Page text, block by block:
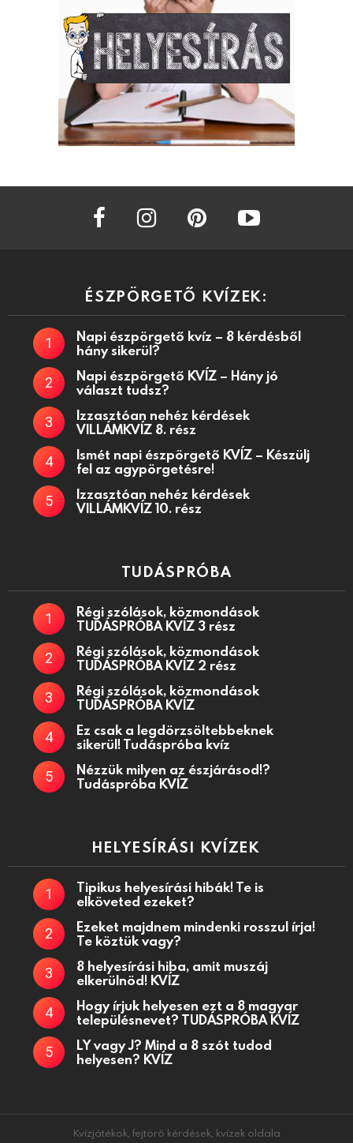
facebook instagram
ÉSZPÖRGETŐ KVÍZEK:
Napi észpörgető kvíz – 8 kérdésből
hány sikerül?
Napi észpörgető KVÍZ – Hány jó
választ tudsz?
Izzasztóan nehéz kérdések
VILLÁMKVÍZ 8. rész
Ismét napi észpörgető KVÍZ – Készülj
fel az agypörgetésre!
Izzasztóan nehéz kérdések
VILLÁMKVÍZ 10. rész
TUDÁSPRÓBA
Régi szólások, közmondások
TUDÁSPRÓBA KVÍZ 3 rész
Régi szólások, közmondások
TUDÁSPRÓBA KVÍZ 2 rész
Régi szólások, közmondások
TUDÁSPRÓBA KVÍZ
Ez csak a legdörzsöltebbeknek
sikerül! Tudáspróba kvíz
Nézzük milyen az észjárásod!?
Tudáspróba KVÍZ
HELYESÍRÁSI KVÍZEK
Tipikus helyesírási hibák! Te is
elköveted ezeket?
Ezeket majdnem mindenki rosszul írja!
Te köztük vagy?
8 helyesírási hiba, amit muszáj
elkerülnöd! KVÍZ
Hogy írjuk helyesen ezt a 8 magyar
településnevet? TUDÁSPRÓBA KVÍZ
LY vagy J? Mind a 8 szót tudod
helyesen? KVÍZ
Kvízjátékok, fejtörő kérdések, kvízek oldala